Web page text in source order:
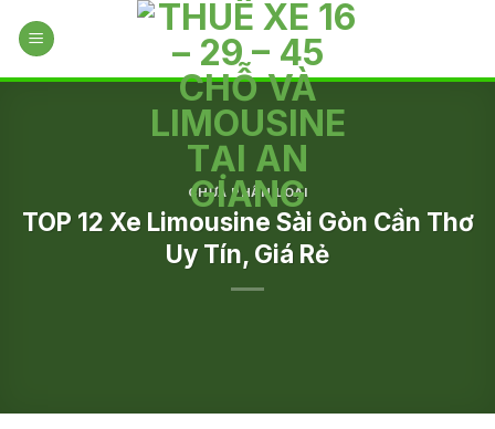
CHƯA PHÂN LOẠI
TOP 12 Xe Limousine Sài Gòn Cần Thơ
Uy Tín, Giá Rẻ